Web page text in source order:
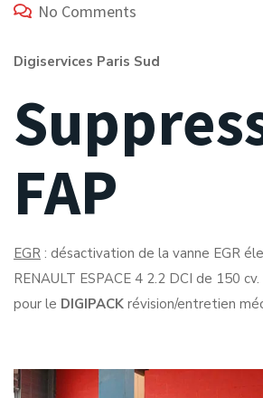
No Comments
Digiservices Paris Sud
FAP
EGR : désactivation de la vanne EGR
RENAULT ESPACE 4 2.2 DCI de 150
pour le DIGIPACK révision/entretien